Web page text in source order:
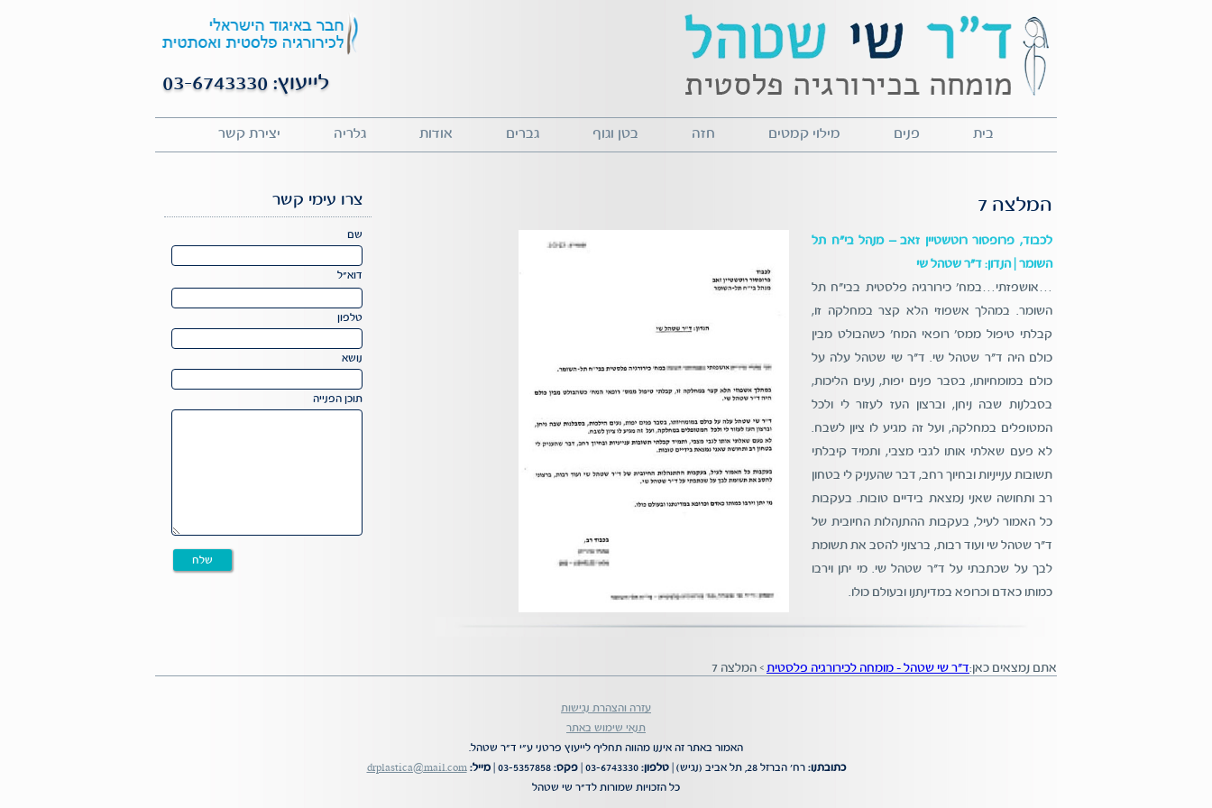
לייעוץ: 03-6743330
בית פנים מילוי קמטים חזה בטן וגוף גברים אודות גלריה יצירת קשר
המלצה 7
לכבוד, פרופסור רוטשטיין זאב – מנהל בי"ח תל
השומר | הנדון: ד"ר שטהל שי
…אושפזתי…במח' כירורגיה פלסטית בבי"ח תל
השומר. במהלך אשפוזי הלא קצר במחלקה זו,
קבלתי טיפול ממס' רופאי המח' כשהבולט מבין
כולם היה ד"ר שטהל שי. ד"ר שי שטהל עלה על
כולם במומחיותו, בסבר פנים יפות, נעים הליכות,
בסבלנות שבה ניחן, וברצון העז לעזור לי ולכל
המטופלים במחלקה, ועל זה מגיע לו ציון לשבח.
לא פעם שאלתי אותו לגבי מצבי, ותמיד קיבלתי
תשובות ענייניות ובחיוך רחב, דבר שהעניק לי בטחון
רב ותחושה שאני נמצאת בידיים טובות. בעקבות
כל האמור לעיל, בעקבות ההתנהלות החיובית של
ד"ר שטהל שי ועוד רבות, ברצוני להסב את תשומת
לבך על שכתבתי על ד"ר שטהל שי. מי יתן וירבו
כמותו כאדם וכרופא במדינתנו ובעולם כולו.
אתם נמצאים כאן:ד"ר שי שטהל - מומחה לכירורגיה פלסטית > המלצה 7
צרו עימי קשר
Please
this
field
empty.
שם
דוא"ל
leave
this
field
empty.
טלפון
נושא
תוכן הפנייה
עזרה והצהרת נגישות
תנאי שימוש באתר
האמור באתר זה איננו מהווה תחליף לייעוץ פרטני ע"י ד"ר שטהל.
כתובתנו: רח' הברזל 28, תל אביב (נגיש) | טלפון: 03-6743330 | פקס: 03-5357858 | מייל: drplastica@mail.com
כל הזכויות שמורות לד"ר שי שטהל